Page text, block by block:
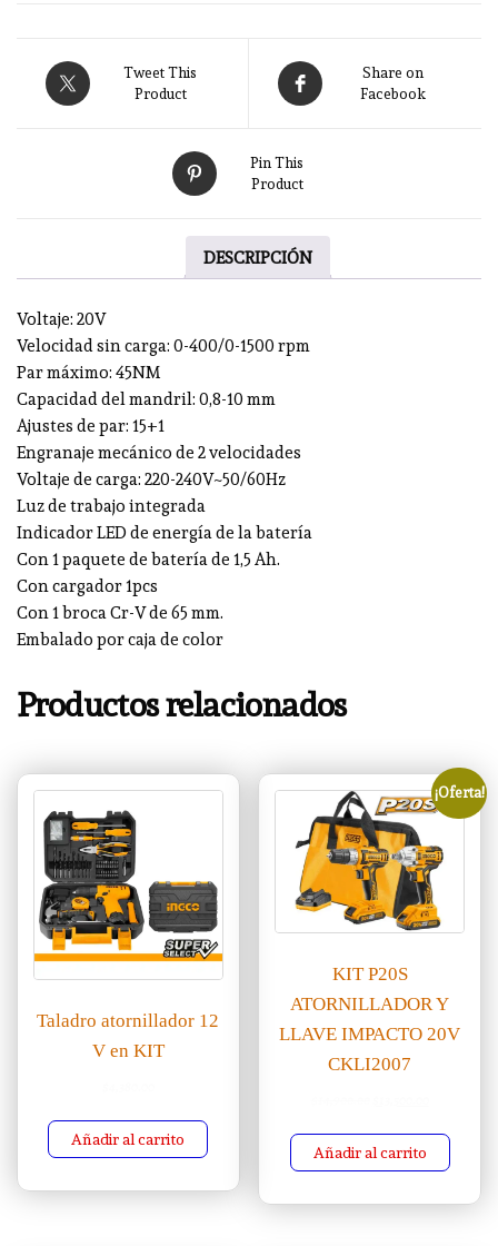
Tweet This
Product
Share on
Facebook
Pin This
Product
DESCRIPCIÓN
Voltaje: 20V
Velocidad sin carga: 0-400/0-1500 rpm
Par máximo: 45NM
Capacidad del mandril: 0,8-10 mm
Ajustes de par: 15+1
Engranaje mecánico de 2 velocidades
Voltaje de carga: 220-240V~50/60Hz
Luz de trabajo integrada
Indicador LED de energía de la batería
Con 1 paquete de batería de 1,5 Ah.
Con cargador 1pcs
Con 1 broca Cr-V de 65 mm.
Embalado por caja de color
Productos relacionados
Taladro atornillador 12
V en KIT
Añadir al carrito
¡Oferta!
KIT P20S
ATORNILLADOR Y
LLAVE IMPACTO 20V
CKLI2007
Añadir al carrito